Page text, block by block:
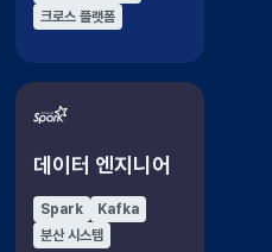
크로스 플랫폼
데이터 엔지니어
Spark
Kafka
분산 시스템